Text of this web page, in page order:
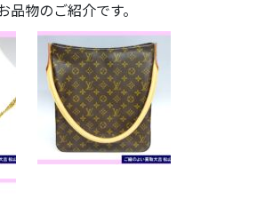
品物のご紹介です。